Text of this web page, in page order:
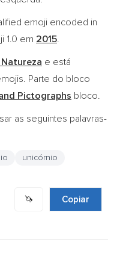
emoji encoded in
1.0 em 2015.
e está
Parte do bloco
Pictographs bloco.
as seguintes palavras-
unicórnio
🦄 Copiar